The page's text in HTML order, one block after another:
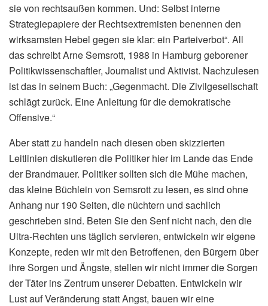
sie von rechtsaußen kommen. Und: Selbst interne
Strategiepapiere der Rechtsextremisten benennen den
wirksamsten Hebel gegen sie klar: ein Parteiverbot“. All
das schreibt Arne Semsrott, 1988 in Hamburg geborener
Politikwissenschaftler, Journalist und Aktivist. Nachzulesen
ist das in seinem Buch: „Gegenmacht. Die Zivilgesellschaft
schlägt zurück. Eine Anleitung für die demokratische
Offensive.“
Aber statt zu handeln nach diesen oben skizzierten
Leitlinien diskutieren die Politiker hier im Lande das Ende
der Brandmauer. Politiker sollten sich die Mühe machen,
das kleine Büchlein von Semsrott zu lesen, es sind ohne
Anhang nur 190 Seiten, die nüchtern und sachlich
geschrieben sind. Beten Sie den Senf nicht nach, den die
Ultra-Rechten uns täglich servieren, entwickeln wir eigene
Konzepte, reden wir mit den Betroffenen, den Bürgern über
ihre Sorgen und Ängste, stellen wir nicht immer die Sorgen
der Täter ins Zentrum unserer Debatten. Entwickeln wir
Lust auf Veränderung statt Angst, bauen wir eine